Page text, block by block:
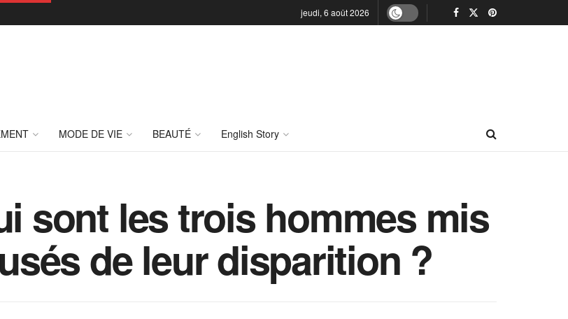
jeudi, 6 août 2026
MODE DE VIE BEAUTÉ English Story
sont les trois hommes mis
de leur disparition ?